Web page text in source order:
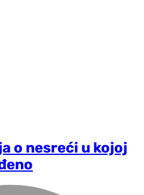
o nesreći u kojoj